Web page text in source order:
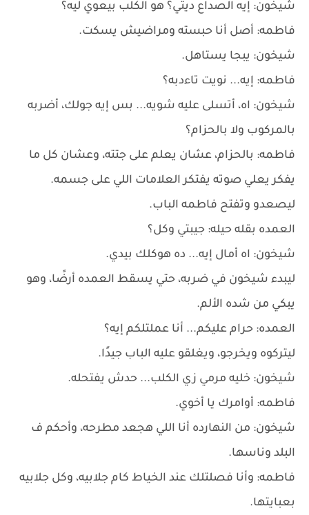
شيخون: إيه الصداع ديتي؟ هو الكلب بيعوي ليه؟
فاطمه: أصل أنا حبسته ومراضيش يسكت.
شيخون: يبجا يستاهل.
فاطمه: إيه... نويت تاءدبه؟
شيخون: اه، أتسلى عليه شويه... بس إيه جولك، أضربه
بالمركوب ولا بالحزام؟
فاطمه: بالحزام، عشان يعلم على جتته، وعشان كل ما
يفكر يعلي صوته يفتكر العلامات اللي على جسمه.
ليصعدو وتفتح فاطمه الباب.
العمده بقله حيله: جيبتي وكل؟
شيخون: اه أمال إيه... ده هوكلك بيدي.
ليبدء شيخون في ضربه، حتي يسقط العمده أرضًا، وهو
يبكي من شده الألم.
العمده: حرام عليكم... أنا عملتلكم إيه؟
ليتركوه ويخرجو، ويغلقو عليه الباب جيدًا.
شيخون: خليه مرمي زي الكلب... حدش يفتحله.
فاطمه: أوامرك يا أخوي.
شيخون: من النهارده أنا اللي هجعد مطرحه، وأحكم ف
البلد وناسها.
فاطمه: وأنا فصلتلك عند الخياط كام جلابيه، وكل جلابيه
بعبايتها.